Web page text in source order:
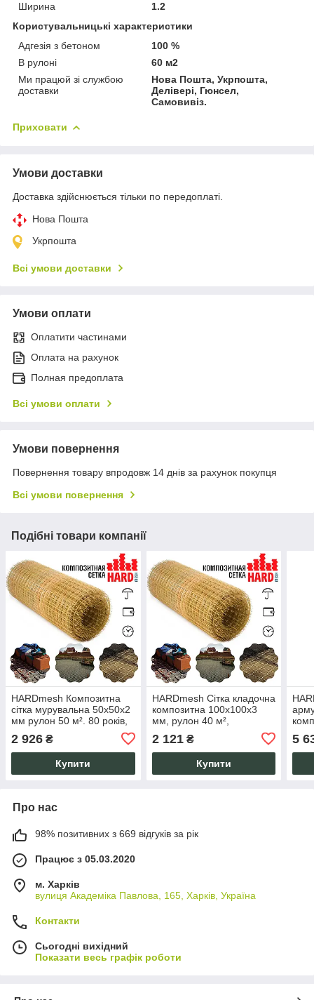
Ширина
1.2
Користувальницькі характеристики
Адгезія з бетоном
100 %
В рулоні
60 м2
Ми працюй зі службою
доставки
Нова Пошта, Укрпошта,
Делівері, Гюнсел,
Самовивіз.
Приховати
Умови доставки
Доставка здійснюється тільки по передоплаті.
Нова Пошта
Укрпошта
Всі умови доставки
Умови оплати
Оплатити частинами
Оплата на рахунок
Полная предоплата
Всі умови оплати
Умови повернення
Повернення товару впродовж 14 днів за рахунок покупця
Всі умови повернення
Подібні товари компанії
HARDmesh Композитна
сітка мурувальна 50х50х2
мм рулон 50 м². 80 років,
2 926 ₴
Купити
HARDmesh Сітка кладочна
композитна 100х100х3
мм, рулон 40 м²,
склопластикова, не іржавіє
80 років
2 121₴
Купити
5
Про нас
98% позитивних з 669 відгуків за рік
Працює з 05.03.2020
м. Харків
вулиця Академіка Павлова, 165, Харків, Україна
Контакти
Сьогодні вихідний
Показати весь графік роботи